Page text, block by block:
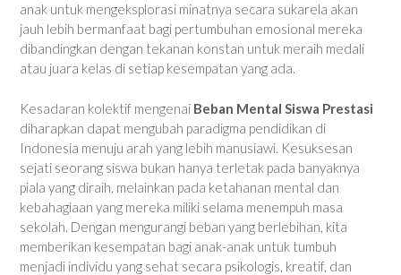
anak untuk mengeksplorasi minatnya secara sukarela akan
jauh lebih bermanfaat bagi pertumbuhan emosional mereka
dibandingkan dengan tekanan konstan untuk meraih medali
atau juara kelas di setiap kesempatan yang ada.
Kesadaran kolektif mengenai Beban Mental Siswa Prestasi
diharapkan dapat mengubah paradigma pendidikan di
Indonesia menuju arah yang lebih manusiawi. Kesuksesan
sejati seorang siswa bukan hanya terletak pada banyaknya
piala yang diraih, melainkan pada ketahanan mental dan
kebahagiaan yang mereka miliki selama menempuh masa
sekolah. Dengan mengurangi beban yang berlebihan, kita
memberikan kesempatan bagi anak-anak untuk tumbuh
menjadi individu yang sehat secara psikologis, kreatif, dan